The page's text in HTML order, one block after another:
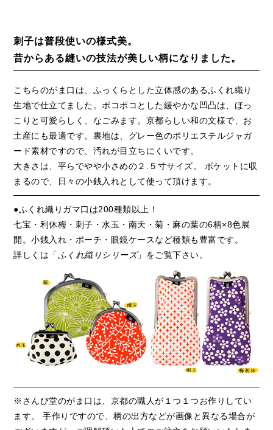
刺子は普段使いの様式美。
昔からある縫いの技法が美しい柄になりました。
こちらのがま口は、ふっくらとした立体感のあるふくれ織り
生地で仕立てました。ポコポコとした緩やかな凹凸は、ほっ
こりと可愛らしく、なごみます。京都らしい和の文様で、お
土産にも最適です。裏地は、グレー色のポリエステルジャガ
ード素材ですので、汚れが目立ちにくいです。
大きさは、平らでやや小さめの２.５寸サイズ。 ポケットに収
まるので、日々の小銭入れとして使って頂けます。
●ふくれ織りガマ口は200種類以上！
七宝・利休梅・刺子・水玉・南天・菊・麻の葉の6柄×8色展
開。小銭入れ・ポーチ・眼鏡ケースなど種類も豊富です。
詳しくは「ふくれ織りシリーズ」をご覧下さい。
※さんび堂のがま口は、京都の職人が１つ１つお作りしてい
ます。 手作りですので、柄の出方などが画像と異なる場合が